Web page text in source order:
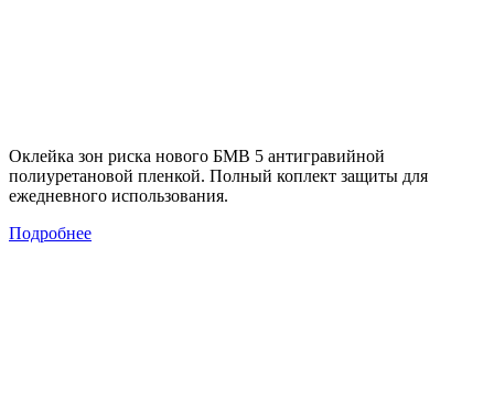
Оклейка зон риска нового БМВ 5 антигравийной
полиуретановой пленкой. Полный коплект защиты для
ежедневного использования.
Подробнее